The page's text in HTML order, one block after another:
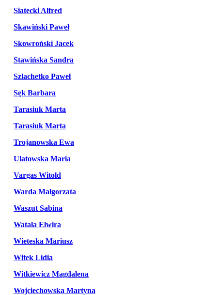
Siatecki Alfred
Skawiński Paweł
Skowroński Jacek
Stawińska Sandra
Szlachetko Paweł
Sęk Barbara
Tarasiuk Marta
Tarasiuk Marta
Trojanowska Ewa
Ulatowska Maria
Vargas Witold
Warda Małgorzata
Waszut Sabina
Watała Elwira
Wieteska Mariusz
Witek Lidia
Witkiewicz Magdalena
Wojciechowska Martyna